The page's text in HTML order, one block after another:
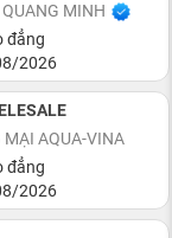
MINH
đẳng
2026
MẠI AQUA-VINA
đẳng
2026